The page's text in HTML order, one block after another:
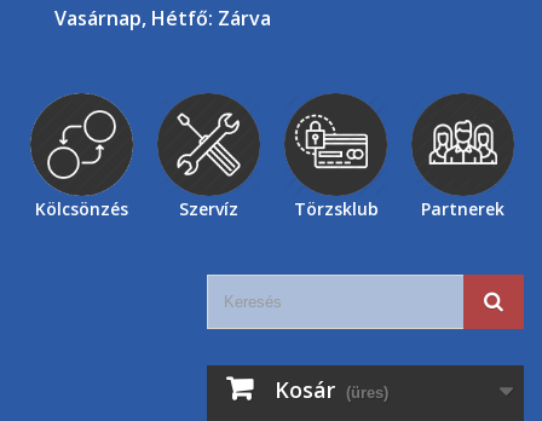
Vasárnap, Hétfő: Zárva
Kölcsönzés Szervíz Törzsklub Partnerek
Kosár (üres)